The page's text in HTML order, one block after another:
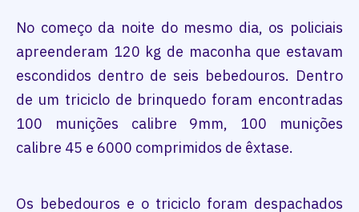
No começo da noite do mesmo dia, os policiais
apreenderam 120 kg de maconha que estavam
escondidos dentro de seis bebedouros. Dentro
de um triciclo de brinquedo foram encontradas
100 munições calibre 9mm, 100 munições
calibre 45 e 6000 comprimidos de êxtase.
Os bebedouros e o triciclo foram despachados